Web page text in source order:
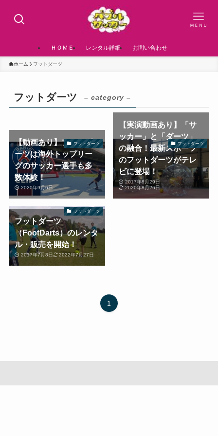
ＭＥＮＵ
ＨＯＭＥ レンタル詳細 お問い合わせ
ホーム フットダーツ
フットダーツ – category –
フットダーツ
【動画あり】フットダ
ーツは海外トップリー
グのサッカー選手も多
数体験！
2020年9月6日
フットダーツ
【実演動画あり】「サ
ッカー」と「ダーツ」
の融合！最新スポーツ
のフットダーツがテレ
ビに登場！
2017年8月29日
2020年8月26日
フットダーツ
フットダーツ
（FootDarts）のレンタ
ル・販売を開始！
2017年7月8日 2022年7月27日
1